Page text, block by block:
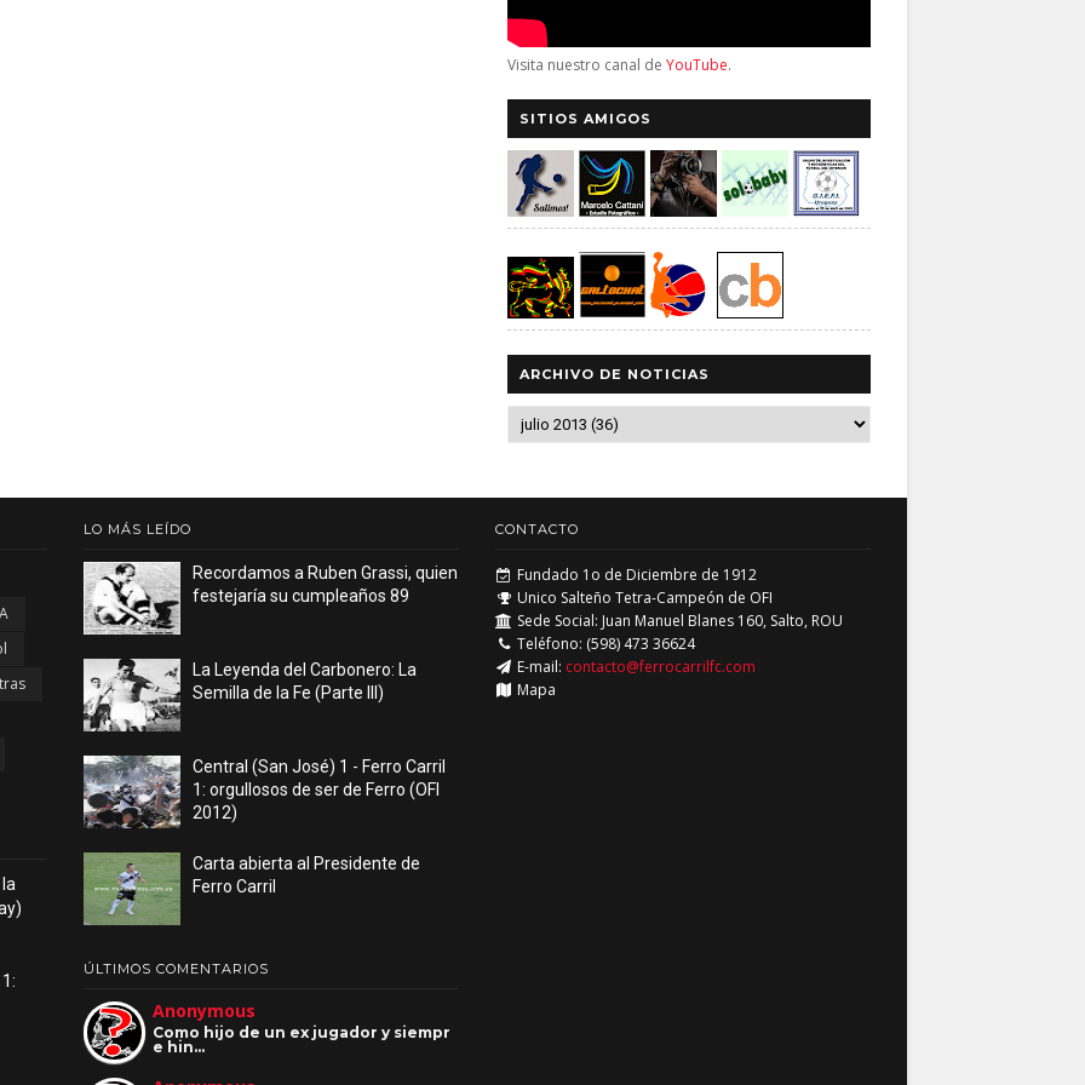
Visita nuestro canal de YouTube.
SITIOS AMIGOS
ARCHIVO DE NOTICIAS
LO MÁS LEÍDO
Recordamos a Ruben Grassi, quien
festejaría su cumpleaños 89
La Leyenda del Carbonero: La
Semilla de la Fe (Parte III)
Central (San José) 1 - Ferro Carril
1: orgullosos de ser de Ferro (OFI
2012)
Carta abierta al Presidente de
Ferro Carril
ÚLTIMOS COMENTARIOS
Anonymous
Como hijo de un ex jugador y siempr
e hin…
CONTACTO
Fundado 1o de Diciembre de 1912
Unico Salteño Tetra-Campeón de OFI
Sede Social: Juan Manuel Blanes 160, Salto, ROU
Teléfono: (598) 473 36624
E-mail: contacto@ferrocarrilfc.com
Mapa